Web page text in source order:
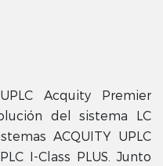
Acquity Premier
del sistema LC
ACQUITY UPLC
I-Class PLUS. Junto